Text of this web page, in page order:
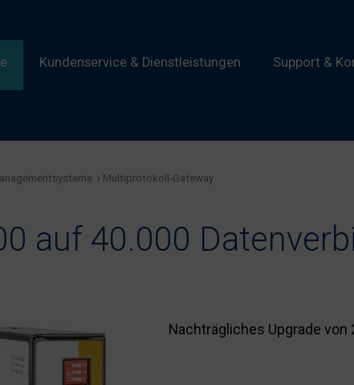
Kundenservice & Dienstleistungen Support &
Multiprotokoll-Gateway
auf 40.000
Nachträgliches Upgrade